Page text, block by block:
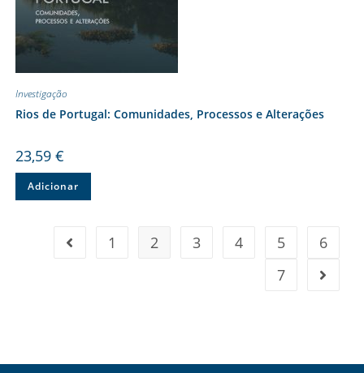
Investigação
Rios de Portugal: Comunidades, Processos e Alterações
23,59 €
Adicionar
1 2 3 4 5
6
7